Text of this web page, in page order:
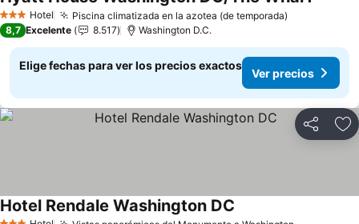
3 Estrellas
Hotel Piscina climatizada en la azotea (de temporada)
8,7 Excelente 8.517 Washington D.C.
Elige fechas para ver los precios exactos
Ver precios
Compartir
Hotel Rendale Washington DC